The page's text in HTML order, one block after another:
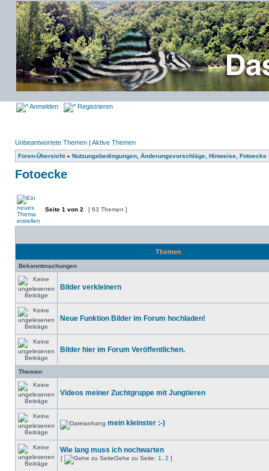
Anmelden Registrieren
Unbeantwortete Themen | Aktive Themen
Foren-Übersicht» Nutzungsbedingungen, Änderungsvorschläge, Hinweise, Fotoecke
Fotoecke
Seite 1 von 2 [ 63 Themen ]
Themen
Bekanntmachungen
Bilder verkleinern
Neue Funktion Bilder im Forum hochladen!
Bilder hier im Forum Veröffentlichen.
Themen
Videos meiner Zuchtgruppe mit Jungtieren
mein kleinster :-)
Wie lang muss ich nochwarten
[ Gehe zu Seite: 1 2 ]